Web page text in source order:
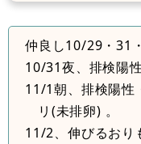
仲良し10/29・31
10/31夜、排検陽性
11/1朝、排検陽性
リ(未排卵) 。
11/2、伸びるおり